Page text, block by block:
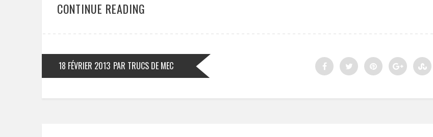
CONTINUE READING
18 FÉVRIER 2013 PAR TRUCS DE MEC